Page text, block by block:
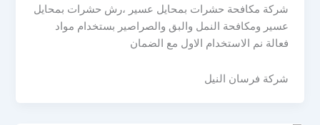
شركة مكافحة حشرات بمحايل عسير ،رش حشرات بمحايل
عسير ومكافحة النمل والبق والصراصير بستخدام مواد
فعالة نم الاستخدام الاول مع الضمان
شركة فرسان النيل